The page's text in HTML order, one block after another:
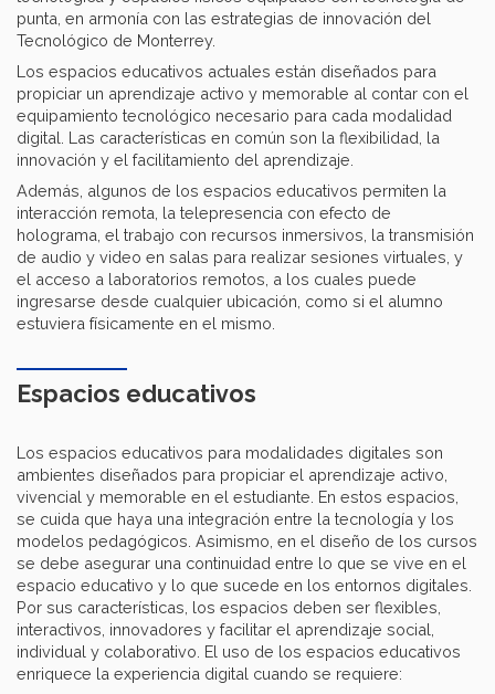
punta, en armonía con las estrategias de innovación del
Tecnológico de Monterrey.
Los espacios educativos actuales están diseñados para
propiciar un aprendizaje activo y memorable al contar con el
equipamiento tecnológico necesario para cada modalidad
digital. Las características en común son la flexibilidad, la
innovación y el facilitamiento del aprendizaje.
Además, algunos de los espacios educativos permiten la
interacción remota, la telepresencia con efecto de
holograma, el trabajo con recursos inmersivos, la transmisión
de audio y video en salas para realizar sesiones virtuales, y
el acceso a laboratorios remotos, a los cuales puede
ingresarse desde cualquier ubicación, como si el alumno
estuviera físicamente en el mismo.
Espacios educativos
Los espacios educativos para modalidades digitales son
ambientes diseñados para propiciar el aprendizaje activo,
vivencial y memorable en el estudiante. En estos espacios,
se cuida que haya una integración entre la tecnología y los
modelos pedagógicos. Asimismo, en el diseño de los cursos
se debe asegurar una continuidad entre lo que se vive en el
espacio educativo y lo que sucede en los entornos digitales.
Por sus características, los espacios deben ser flexibles,
interactivos, innovadores y facilitar el aprendizaje social,
individual y colaborativo. El uso de los espacios educativos
enriquece la experiencia digital cuando se requiere: